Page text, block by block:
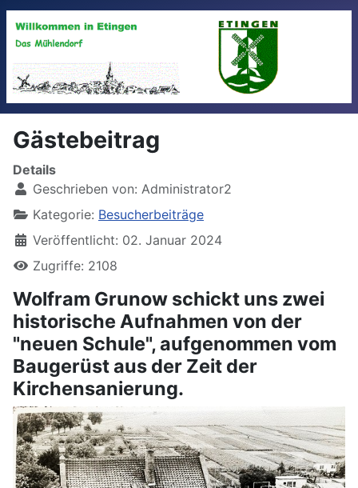
Gästebeitrag
Details
Geschrieben von: Administrator2
Kategorie: Besucherbeiträge
Veröffentlicht: 02. Januar 2024
Zugriffe: 2108
Wolfram Grunow schickt uns zwei
historische Aufnahmen von der
"neuen Schule", aufgenommen vom
Baugerüst aus der Zeit der
Kirchensanierung.